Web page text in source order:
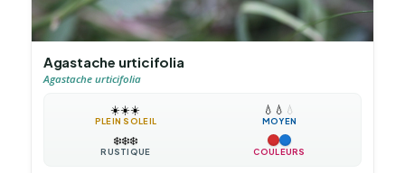
Agastache urticifolia
Agastache urticifolia
☀️☀️☀️
PLEIN SOLEIL
💧 💧 💧
MOYEN
❄️❄️❄️
RUSTIQUE COULEURS